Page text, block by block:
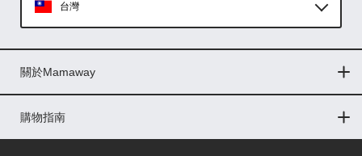
台灣
印尼
菲律賓
馬來西亞
關於Mamaway
門市據點
最新消息
品牌故事
人力招募
媒體花絮
隱私權聲明
CSR企業社會責任
購物指南
購物常見問題
退換貨問題
儲值金使用條款
購買儲值金
發票問題
會員權益
線上留言
吸乳器-免費體驗